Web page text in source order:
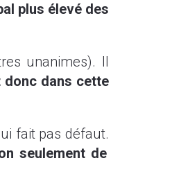
plus élevé des
unanimes). Il
dans cette
fait pas défaut.
seulement de